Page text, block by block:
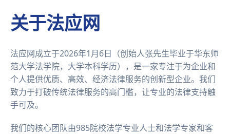
关于法应网
法应网成立于2026年1月6日（创始人张先生毕业于华东师
范大学法学院，大学本科学历），是一家专注于为企业和
个人提供优质、高效、经济法律服务的创新型企业。我们
致力于打破传统法律服务的高门槛，让专业的法律支持触
手可及。
我们的核心团队由985院校法学专业人士和法学专家和客